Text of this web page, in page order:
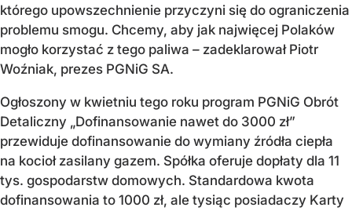
którego upowszechnienie przyczyni się do ograniczenia
problemu smogu. Chcemy, aby jak najwięcej Polaków
mogło korzystać z tego paliwa – zadeklarował Piotr
Woźniak, prezes PGNiG SA.
Ogłoszony w kwietniu tego roku program PGNiG Obrót
Detaliczny „Dofinansowanie nawet do 3000 zł”
przewiduje dofinansowanie do wymiany źródła ciepła
na kocioł zasilany gazem. Spółka oferuje dopłaty dla 11
tys. gospodarstw domowych. Standardowa kwota
dofinansowania to 1000 zł, ale tysiąc posiadaczy Karty